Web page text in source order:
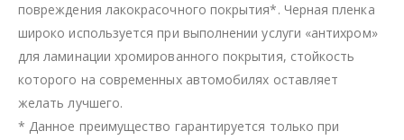
повреждения лакокрасочного покрытия*. Черная пленка
широко используется при выполнении услуги «антихром»
для ламинации хромированного покрытия, стойкость
которого на современных автомобилях оставляет
желать лучшего.
* Данное преимущество гарантируется только при